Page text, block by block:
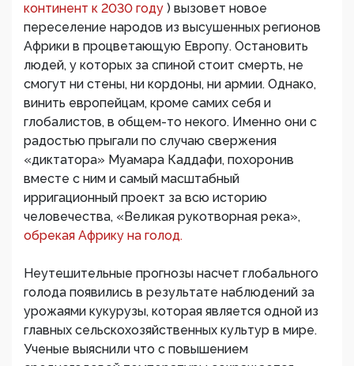
континент к 2030 году ) вызовет новое
переселение народов из высушенных регионов
Африки в процветающую Европу. Остановить
людей, у которых за спиной стоит смерть, не
смогут ни стены, ни кордоны, ни армии. Однако,
винить европейцам, кроме самих себя и
глобалистов, в общем-то некого. Именно они с
радостью прыгали по случаю свержения
«диктатора» Муамара Каддафи, похоронив
вместе с ним и самый масштабный
ирригационный проект за всю историю
человечества, «Великая рукотворная река»,
обрекая Африку на голод.
Неутешительные прогнозы насчет глобального
голода появились в результате наблюдений за
урожаями кукурузы, которая является одной из
главных сельскохозяйственных культур в мире.
Ученые выяснили что с повышением